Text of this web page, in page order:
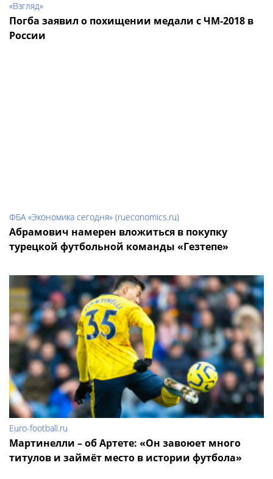
«Взгляд»
Погба заявил о похищении медали с ЧМ-2018 в
России
ФБА «Экономика сегодня» (rueconomics.ru)
Абрамович намерен вложиться в покупку
турецкой футбольной команды «Гезтепе»
Euro-football.ru
Мартинелли – об Артете: «Он завоюет много
титулов и займёт место в истории футбола»